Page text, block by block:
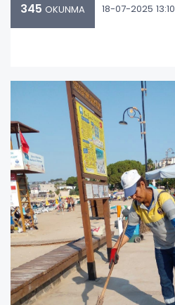
345 OKUNMA 18-07-2025 13:10